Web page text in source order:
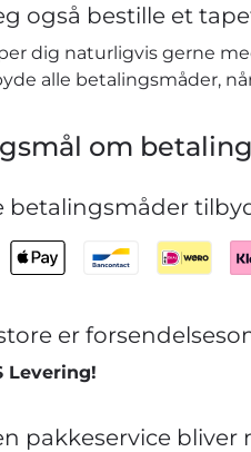
også bestille et
dig naturligvis gerne
alle betalingsmåder,
om
betalingsmåder
er
Levering!
pakkeservice